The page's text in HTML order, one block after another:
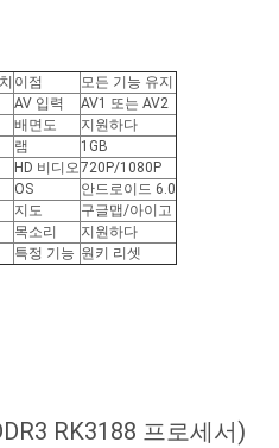
이점
모든 기능 유지
AV 입력
AV1 또는 AV2
배면도
지원하다
램
1GB
HD 비디오720P/1080P
OS
안드로이드 6.0
지도
구글맵/아이고
목소리
지원하다
특정 기능 원키 리셋
RK3188 프로세서)